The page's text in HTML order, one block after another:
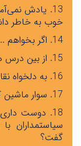
13. یادش نمی‌آمد آخرین باری که او را دیده بود کی بود
خوب به خاطر
14. اگر بخواهم
15. از بین درس ها به درس
16. به دلخواه نقاشی‌ای اینجا رسم کن
17. سوار ماشین که شد
18. دوست
سیاستمداران
گفت؟